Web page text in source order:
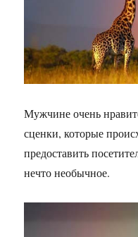
Мужчине очень
сценки, которые
предоставить
нечто необычное.